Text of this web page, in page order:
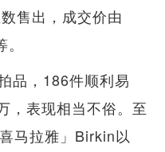
售出，成交价由
品，186件顺利易
，表现相当不俗。至
马拉雅」Birkin以